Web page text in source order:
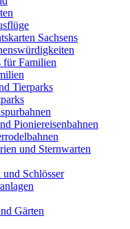
Sachsens
für Familien
Tierparks
Pioniereisenbahnen
und Sternwarten
Schlösser
Gärten